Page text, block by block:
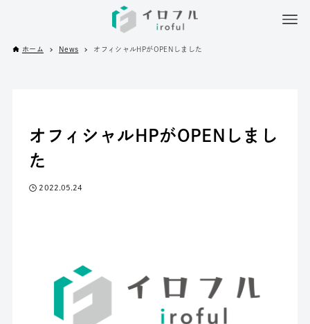
ホーム News オフィシャルHPがOPENしました
オフィシャルHPがOPENしまし
た
2022.05.24